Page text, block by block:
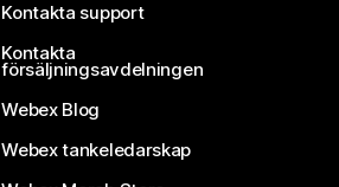
Kontakta support
Kontakta
försäljningsavdelningen
Webex Blog
Webex tankeledarskap